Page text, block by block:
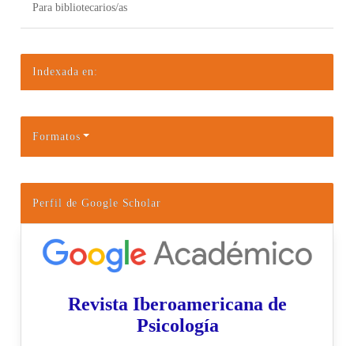
Para bibliotecarios/as
Indexada en:
Formatos
Perfil de Google Scholar